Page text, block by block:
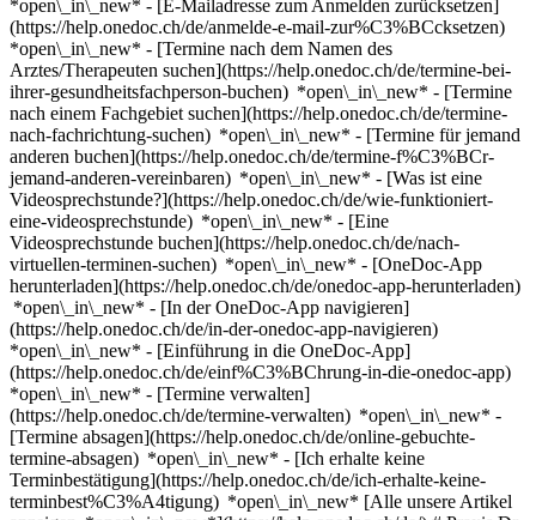
*open\_in\_new* - [E-Mailadresse zum Anmelden zurücksetzen]
(https://help.onedoc.ch/de/anmelde-e-mail-zur%C3%BCcksetzen)
*open\_in\_new* - [Termine nach dem Namen des
Arztes/Therapeuten suchen](https://help.onedoc.ch/de/termine-bei-
ihrer-gesundheitsfachperson-buchen) *open\_in\_new* - [Termine
nach einem Fachgebiet suchen](https://help.onedoc.ch/de/termine-
nach-fachrichtung-suchen) *open\_in\_new* - [Termine für jemand
anderen buchen](https://help.onedoc.ch/de/termine-f%C3%BCr-
jemand-anderen-vereinbaren) *open\_in\_new* - [Was ist eine
Videosprechstunde?](https://help.onedoc.ch/de/wie-funktioniert-
eine-videosprechstunde) *open\_in\_new* - [Eine
Videosprechstunde buchen](https://help.onedoc.ch/de/nach-
virtuellen-terminen-suchen) *open\_in\_new* - [OneDoc-App
herunterladen](https://help.onedoc.ch/de/onedoc-app-herunterladen)
*open\_in\_new* - [In der OneDoc-App navigieren]
(https://help.onedoc.ch/de/in-der-onedoc-app-navigieren)
*open\_in\_new* - [Einführung in die OneDoc-App]
(https://help.onedoc.ch/de/einf%C3%BChrung-in-die-onedoc-app)
*open\_in\_new* - [Termine verwalten](https://help.onedoc.ch/de/termine-verwalten) *open\_in\_new* - [Termine absagen](https://help.onedoc.ch/de/online-gebuchte-termine-absagen) *open\_in\_new* - [Ich erhalte keine Terminbestätigung](https://help.onedoc.ch/de/ich-erhalte-keine-terminbest%C3%A4tigung) *open\_in\_new* [Alle unsere Artikel anzeigen *open\_in\_new*](https://help.onedoc.ch/de/) # Praxis Dr. med. Beall Sophie ## Medizinisches Zentrum Karte Vorstellung Team ![Patient mit Pluszeichen, der anzeigt, dass neue Patienten angenommen werden](https://www.onedoc.ch/assets/images/icons/new-patients.svg) ### Zugelassene Patienten Praxis Dr. med. Beall Sophie akzeptiert neue Patienten ![Aktenkoffer-Symbol, das die Fachgebiete der Fachperson ank\u00fcndigt](https://www.onedoc.ch/assets/images/icons/specialties.svg) ### Fachrichtungen Pädiatrie [*arrow\_drop\_down*Mehr anzeigen](https://www.onedoc.ch) ![Standortmarker, der Karte und Zugangsinformationen zur Praxis anzeigt](https://www.onedoc.ch/assets/images/icons/map.svg) ### Karte und Anreiseinformationen #### Praxis Dr. med. Beall Sophie Dorfstrasse 65 6377 Seelisberg ![Dokument-Symbol, das die Vorstellung der Praxis ankündigt](https://www.onedoc.ch/assets/images/icons/presentation.svg) ### Vorstellung der Einrichtung Kommen Sie zu einem Termin bei uns vorbei: __Praxis Dr. med. Beall Sophie__, Medizinisches Zentrum, Seelisberg. - __Sophie Beall__ ist spezialisiert in __Pädiatrie__ Für weitere Informationen oder um einen Termin zu buchen, können Sie uns auch anrufen: [041 825 07 00](tel:+41418250700). ![Personengruppe-Symbol, das die Liste der in der Praxis tätigen Fachpersonen ankündigt](https://www.onedoc.ch/assets/images/icons/team.svg) ### Team Kinderärztin [![Sophie Beall, Kinderärztin in Seelisberg](https://www.onedoc.ch/assets/images/female.png "Sophie Beall, Kinderärztin in Seelisberg") \ __Dr. Sophie Beall__](https://www.onedoc.ch/de/kinderarztin/seelisberg/pbf7q/dr-sophie-beall) ![Sprechblasen-Symbol, das den FAQ-Bereich ank\u00fcndigt](https://www.onedoc.ch/assets/images/icons/faq.svg) ### FAQ *expand\_more* *keyboard\_arrow\_right* ## Wie lautet die Adresse von Praxis Dr. med. Beall Sophie? Praxis Dr. med. Beall Sophie empfängt Patienten hier: Dorfstrasse 65, 6377 Seelisberg. * * * *keyboard\_arrow\_right* ## Wie lautet die Telefonnummer von Praxis Dr. med. Beall Sophie? Die Telefonnummer von Praxis Dr. med. Beall Sophie lautet [041 825 07 00](tel:+41418250700). * * * *keyboard\_arrow\_right* ## Welche Fachrichtungen werden in Praxis Dr. med. Beall Sophie praktiziert? Praxis Dr. med. Beall Sophie bietet Beratungen/ Behandlungen in [Pädiatrie](https://www.onedoc.ch/de/kinderarzt/seelisberg) an. * * * *keyboard\_arrow\_right* ## Nimmt Praxis Dr. med. Beall Sophie neue Patienten auf? Ja, Praxis Dr. med. Beall Sophie nimmt neue Patienten an. Um einen Termin zu vereinbaren, können neue Patienten einfach online über OneDoc buchen. * * * *keyboard\_arrow\_right* ## Welche Sprachen werden in Praxis Dr. med. Beall Sophie gesprochen? Praxis Dr. med. Beall Sophie bietet Beratungen/ Behandlungen in Deutsch an. 1. [OneDoc](https://www.onedoc.ch/de/)/ 2. [Medizinisches Zentrum](https://www.onedoc.ch/de/medizinisches-zentrum)/ 3. [Kanton Uri](https://www.onedoc.ch/de/medizinisches-zentrum/kanton-uri)/ 4. [Seelisberg](https://www.onedoc.ch/de/medizinisches-zentrum/seelisberg)/ 5. Praxis Dr. med. Beall Sophie ### Sind Sie zuständig für die Verwaltung dieser Einrichtung? Beanspruchen Sie Ihr OneDoc Profil! OneDoc hilft Ihnen: *group*neue Patienten anzusprechen *phone\_in\_talk*die Anzahl der Anrufe in der Praxis zu reduzieren *thumb\_up*den Patienten einen modernen, digitalen Service anzubieten [OneDoc Pro entdecken](https://info.onedoc.ch/de/) ### Laden Sie die OneDoc-App herunter Buchen Sie online einen Termin bei einem Arzt, Zahnarzt oder Therapeuten in Ihrer Nähe in der Schweiz. Mit der OneDoc-App können Sie alle Ihre medizinischen Termine von Ihrem Handy aus verwalten, jederzeit und überall. ![QR-Code, der zum Apple App Store oder Google Play leitet, um die OneDoc Patienten-App zu laden](https://www.onedoc.ch/assets/images/download-app-qr.jpeg) Scannen Sie den QR-Code, um die App herunterzuladen [![Laden Sie unsere App im App Store herunter!](https://www.onedoc.ch/assets/images/app-store-badge-de.svg)](https://apps.apple.com/ch/app/onedoc/id1592376413?l=fr)[![Laden Sie unsere App im Google Play Store herunter!](https://www.onedoc.ch/assets/images/google-play-badge-de.png)](https://play.google.com/store/apps/details?id=ch.onedoc.patient&hl=fr-CH) *keyboard\_arrow\_right* ## Verwandte Suchbegriffe [Kinderarzt in Zürich](https://www.onedoc.ch/de/kinderarzt/zurich)[Kinderarzt in Uster](https://www.onedoc.ch/de/kinderarzt/uster)[Kinderarzt in Dübendorf](https://www.onedoc.ch/de/kinderarzt/dubendorf)[Kinderarzt in Hittnau](https://www.onedoc.ch/de/kinderarzt/hittnau)[Kinderarzt in Meisterschwanden](https://www.onedoc.ch/de/kinderarzt/meisterschwanden)[Kinderarzt in Ingenbohl](https://www.onedoc.ch/de/kinderarzt/ingenbohl)[Kinderarzt in Wallisellen](https://www.onedoc.ch/de/kinderarzt/wallisellen)[Kinderarzt in Altdorf UR](https://www.onedoc.ch/de/kinderarzt/altdorf?state=UR)[Kinderarzt in Hildisrieden](https://www.onedoc.ch/de/kinderarzt/hildisrieden)[Kinderarzt in Kilchberg](https://www.onedoc.ch/de/kinderarzt/kilchberg)[Kinderarzt in Meilen](https://www.onedoc.ch/de/kinderarzt/meilen)[Kinderarzt in Obfelden](https://www.onedoc.ch/de/kinderarzt/obfelden)[Kinderarzt in Glarus Nord](https://www.onedoc.ch/de/kinderarzt/glarus-nord)[Kinderarzt in Hochdorf](https://www.onedoc.ch/de/kinderarzt/hochdorf)[Kinderarzt in Baar](https://www.onedoc.ch/de/kinderarzt/baar)[Kinderarzt in Zug](https://www.onedoc.ch/de/kinderarzt/zug)[Kinderarzt in Berikon](https://www.onedoc.ch/de/kinderarzt/berikon)[Kinderarzt in Zollikon](https://www.onedoc.ch/de/kinderarzt/zollikon)[Kinderarzt in Thalwil](https://www.onedoc.ch/de/kinderarzt/thalwil)[Kinderarzt in Meiringen](https://www.onedoc.ch/de/kinderarzt/meiringen) *keyboard\_arrow\_right* ## Beliebte Suchbegriffe [Medizinisches Zentrum in Altdorf UR](https://www.onedoc.ch/de/medizinisches-zentrum/altdorf)[Medizinisches Zentrum in Seelisberg](https://www.onedoc.ch/de/medizinisches-zentrum/seelisberg) *keyboard\_arrow\_right* ## Verzeichnis der Einrichtungen [Medizinische Praxis](https://www.onedoc.ch/de/medizinische-praxis)[Medizinisches Zentrum](https://www.onedoc.ch/de/medizinisches-zentrum)[Gruppenpraxis](https://www.onedoc.ch/de/gruppenpraxis)[Zahnarztpraxis](https://www.onedoc.ch/de/zahnarztpraxis)[Apotheke](https://www.onedoc.ch/de/apotheke)[Osteopathiepraxis](https://www.onedoc.ch/de/osteopathiepraxis)[Physiotherapiepraxis](https://www.onedoc.ch/de/physiotherapiepraxis)[Medizinische Gruppe](https://www.onedoc.ch/de/medizinische-gruppe)[Zahnklinik](https://www.onedoc.ch/de/zahnklinik)[Gesundheitszentrum](https://www.onedoc.ch/de/gesundheitszentrum)[Optikgeschäft](https://www.onedoc.ch/de/optikgeschaft)[Hörzentrum](https://www.onedoc.ch/de/horzentrum)[Klinik](https://www.onedoc.ch/de/klinik)[Spital](https://www.onedoc.ch/de/spital)[Medizinisches und Zahnmedizinisches Zentrum](https://www.onedoc.ch/de/medizinisches-und-zahnmedizinisches-zentrum)[Pflegezentrum](https://www.onedoc.ch/de/pflegezentrum)[Medizinisches Labor](https://www.onedoc.ch/de/medizinisches-labor)[Praxis für Alternative Medizin](https://www.onedoc.ch/de/praxis-fur-alternative-medizin)[Medizinisches Bildgebungszentrum](https://www.onedoc.ch/de/medizinisches-bildgebungszentrum) *keyboard\_arrow\_right* ## Finden Sie einen Arzt oder Therapeuten [Ärzte- und Therapeutenverzeichnis](https://www.onedoc.ch/de/verzeichnis) [A](https://www.onedoc.ch/de/verzeichnis/A) [B](https://www.onedoc.ch/de/verzeichnis/B) [C](https://www.onedoc.ch/de/verzeichnis/C) [D](https://www.onedoc.ch/de/verzeichnis/D) [E](https://www.onedoc.ch/de/verzeichnis/E) [F](https://www.onedoc.ch/de/verzeichnis/F) [G](https://www.onedoc.ch/de/verzeichnis/G) [H](https://www.onedoc.ch/de/verzeichnis/H) [I](https://www.onedoc.ch/de/verzeichnis/I) [J](https://www.onedoc.ch/de/verzeichnis/J) [K](https://www.onedoc.ch/de/verzeichnis/K) [L](https://www.onedoc.ch/de/verzeichnis/L) [M](https://www.onedoc.ch/de/verzeichnis/M) [N](https://www.onedoc.ch/de/verzeichnis/N) [O](https://www.onedoc.ch/de/verzeichnis/O) [P](https://www.onedoc.ch/de/verzeichnis/P) [Q](https://www.onedoc.ch/de/verzeichnis/Q) [R](https://www.onedoc.ch/de/verzeichnis/R) [S](https://www.onedoc.ch/de/verzeichnis/S) [T](https://www.onedoc.ch/de/verzeichnis/T) [U](https://www.onedoc.ch/de/verzeichnis/U) [V](https://www.onedoc.ch/de/verzeichnis/V) [W](https://www.onedoc.ch/de/verzeichnis/W) [X](https://www.onedoc.ch/de/verzeichnis/X) [Y](https://www.onedoc.ch/de/verzeichnis/Y) [Z](https://www.onedoc.ch/de/verzeichnis/Z) ## OneDoc [Ich bin Gesundheitsfachperson](https://info.onedoc.ch/de/) [Über uns](https://info.onedoc.ch/de/unsere-mission/) [Presse](https://info.onedoc.ch/de/media/) [Karriere](https://career.onedoc.ch/de) [Datenschutzzentrum](https://privacy.onedoc.ch/de/) [Verwaltung der Cookies](javascript:Didomi.preferences.show%28%29) [Hilfezentrum](https://help.onedoc.ch/de/) ## Sprachen [Deutsch](https://www.onedoc.ch/de/medizinisches-zentrum/seelisberg/evh8/praxis-dr-med-beall-sophie) [Français](https://www.onedoc.ch/fr/centre-medical/seelisberg/evh8/praxis-dr-med-beall-sophie) [Italiano](https://www.onedoc.ch/it/centro-medico/seelisberg/evh8/praxis-dr-med-beall-sophie) [English](https://www.onedoc.ch/en/medical-center/seelisberg/evh8/praxis-dr-med-beall-sophie) ## Verwandte Suchbegriffe [Kinderarzt in Zürich](https://www.onedoc.ch/de/kinderarzt/zurich) [Kinderarzt in Uster](https://www.onedoc.ch/de/kinderarzt/uster) [Kinderarzt in Dübendorf](https://www.onedoc.ch/de/kinderarzt/dubendorf) [Kinderarzt in Hittnau](https://www.onedoc.ch/